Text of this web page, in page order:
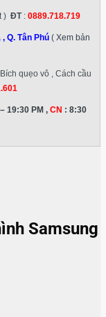
) ĐT: 0889.718.719
Q. Tân Phú ( Xem bản
quẹo vô , Cách cầu
19:30 PM , CN : 8:30
Samsung